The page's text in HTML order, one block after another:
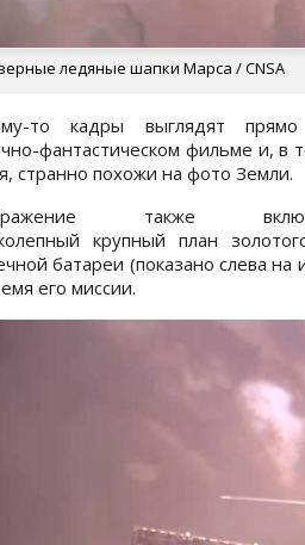
ледяные шапки Марса / CNSA
то кадры выглядят
фантастическом фильме и, в
странно похожи на фото Земли.
также
крупный план
батареи (показано слева
его миссии.